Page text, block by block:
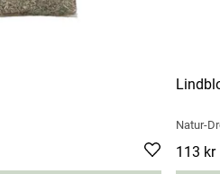
Natur-
Pris :
113 kr